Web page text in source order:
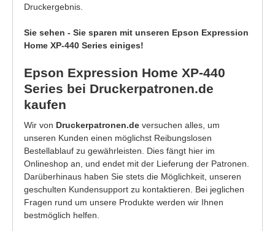
Druckergebnis.
Sie sehen - Sie sparen mit unseren Epson Expression
Home XP-440 Series einiges!
Epson Expression Home XP-440
Series bei Druckerpatronen.de
kaufen
Wir von Druckerpatronen.de versuchen alles, um
unseren Kunden einen möglichst Reibungslosen
Bestellablauf zu gewährleisten. Dies fängt hier im
Onlineshop an, und endet mit der Lieferung der Patronen.
Darüberhinaus haben Sie stets die Möglichkeit, unseren
geschulten Kundensupport zu kontaktieren. Bei jeglichen
Fragen rund um unsere Produkte werden wir Ihnen
bestmöglich helfen.